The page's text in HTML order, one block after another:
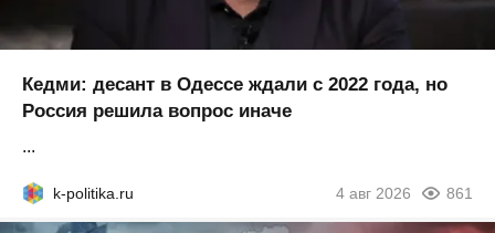
Кедми: десант в Одессе ждали с 2022 года, но
Россия решила вопрос иначе
...
k-politika.ru 4 авг 2026 861